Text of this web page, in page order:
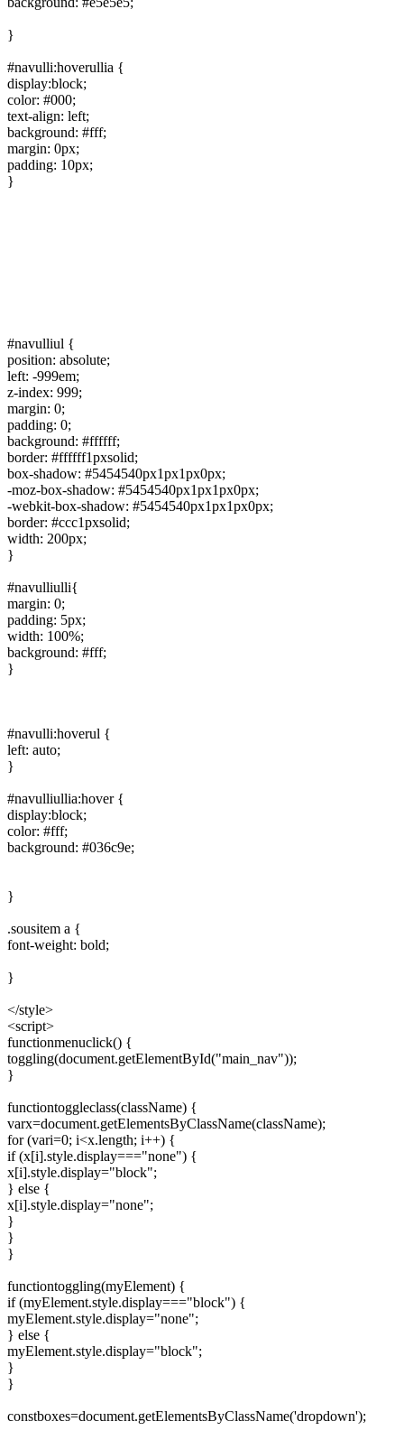
}
#navulli:hoverullia {
display:block;
color: #000;
text-align: left;
background: #fff;
margin: 0px;
padding: 10px;
}
#navulliul {
position: absolute;
left: -999em;
z-index: 999;
margin: 0;
padding: 0;
background: #ffffff;
border: #ffffff1pxsolid;
box-shadow: #5454540px1px1px0px;
-moz-box-shadow: #5454540px1px1px0px;
-webkit-box-shadow: #5454540px1px1px0px;
border: #ccc1pxsolid;
width: 200px;
}
#navulliulli{
margin: 0;
padding: 5px;
width: 100%;
background: #fff;
}
#navulli:hoverul {
left: auto;
}
#navulliullia:hover {
display:block;
color: #fff;
background: #036c9e;
}
.sousitem a {
font-weight: bold;
}
</style>
<script>
functionmenuclick() {
toggling(document.getElementById("main_nav"));
}
functiontoggleclass(className) {
varx=document.getElementsByClassName(className);
for (vari=0; i<x.length; i++) {
if (x[i].style.display==="none") {
x[i].style.display="block";
} else {
x[i].style.display="none";
}
}
}
functiontoggling(myElement) {
if (myElement.style.display==="block") {
myElement.style.display="none";
} else {
myElement.style.display="block";
}
}
constboxes=document.getElementsByClassName('dropdown');